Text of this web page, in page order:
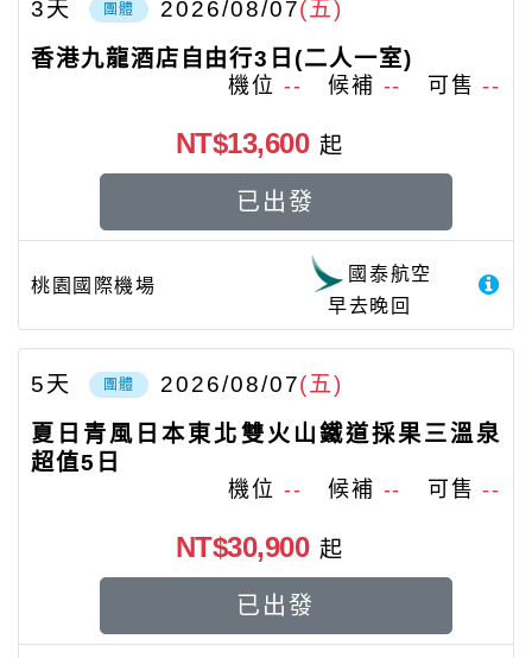
團體 2026/08/07(五)
3天
香港九龍酒店自由行3日(二人一室)
機位 -- 候補 -- 可售--
桃園國際機場
國泰航空
早去晚回
NT$13,600 起
已出發
團體 2026/08/07(五)
5天
夏日青風日本東北雙火山鐵道採果三溫泉
超值5日
機位 -- 候補 -- 可售--
NT$30,900 起
已出發